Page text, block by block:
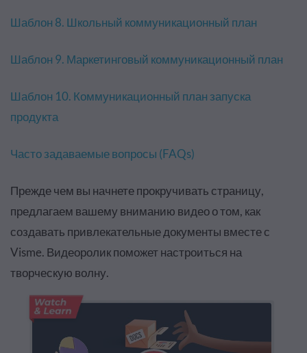
Шаблон 8. Школьный коммуникационный план
Шаблон 9. Маркетинговый коммуникационный план
Шаблон 10. Коммуникационный план запуска
продукта
Часто задаваемые вопросы (FAQs)
Прежде чем вы начнете прокручивать страницу,
предлагаем вашему вниманию видео о том, как
создавать привлекательные документы вместе с
Visme. Видеоролик поможет настроиться на
творческую волну.